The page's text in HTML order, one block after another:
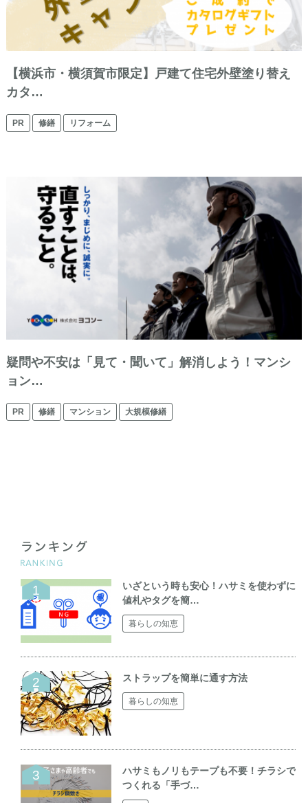
【横浜市・横須賀市限定】戸建て住宅外壁塗り替え
カタ…
PR 修繕 リフォーム
疑問や不安は「見て・聞いて」解消しよう！マンシ
ョン…
PR 修繕 マンション 大規模修繕
いざという時も安心！ハサミを使わずに
値札やタグを簡…
暮らしの知恵
ストラップを簡単に通す方法
暮らしの知恵
ハサミもノリもテープも不要！チラシで
つくれる「手づ…